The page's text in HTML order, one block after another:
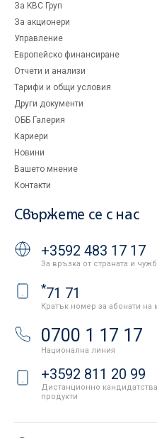
За KBC Груп
За акционери
Управление
Европейско финансиране
Отчети и анализи
Тарифи и общи условия
Други документи
ОББ Галерия
Кариери
Новини
Вашето мнение
Контакти
Свържете се с нас
+3592 483 17 17
За връзка от страната и
*71 71
Кратък номер за абонати
0700 1 17 17
Национална линия
+3592 811 20 99
Дистанционно
продукти